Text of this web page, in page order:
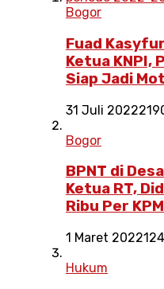
Bogor
Fuad
Ketua KNPI,
Siap Jadi
31 Juli 2022
Bogor
BPNT di
Ketua RT,
Ribu Per KPM
1 Maret 2022
Hukum